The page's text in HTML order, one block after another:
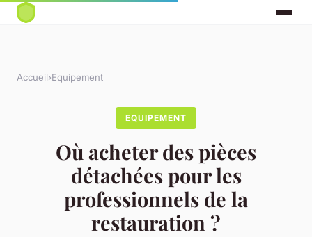
Accueil›Equipement
EQUIPEMENT
Où acheter des pièces
détachées pour les
professionnels de la
restauration ?